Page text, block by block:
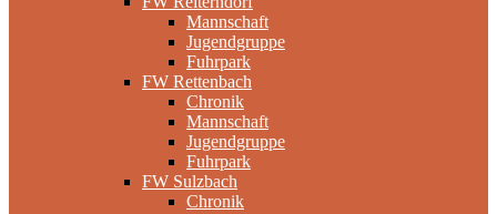
Mannschaft
Jugendgruppe
Fuhrpark
FW Rettenbach
Chronik
Mannschaft
Jugendgruppe
Fuhrpark
FW Sulzbach
Chronik